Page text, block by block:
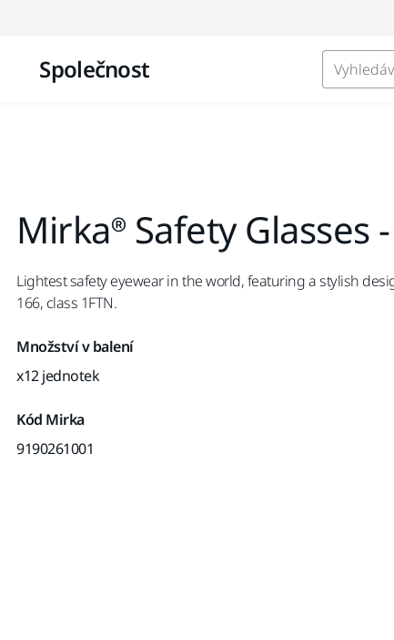
Společnost
Mirka® Safety Glasses
Lightest safety eyewear in the world, featuring a stylish
166, class 1FTN.
Množství v balení
x12 jednotek
Kód Mirka
9190261001